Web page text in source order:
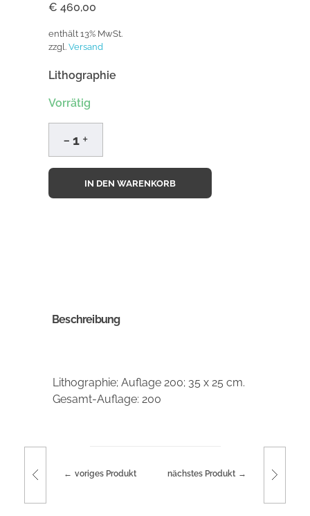
€ 460,00
enthält 13% MwSt.
zzgl. Versand
Lithographie
Vorrätig
IN DEN WARENKORB
Beschreibung
Lithographie; Auflage 200; 35 x 25 cm.
Gesamt-Auflage: 200
voriges Produkt nächstes Produkt